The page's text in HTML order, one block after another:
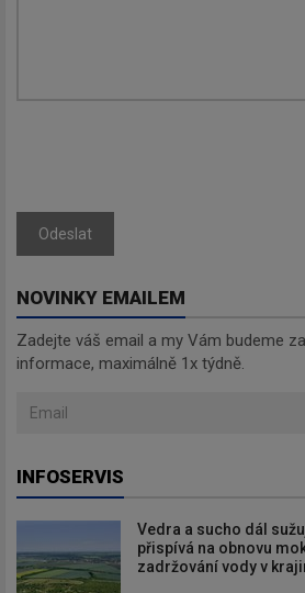
Odeslat
NOVINKY EMAILEM
Zadejte váš email a my Vám budeme
informace, maximálně 1x týdně.
INFOSERVIS
Vedra a sucho dál
přispívá na obnovu
zadržování vody v